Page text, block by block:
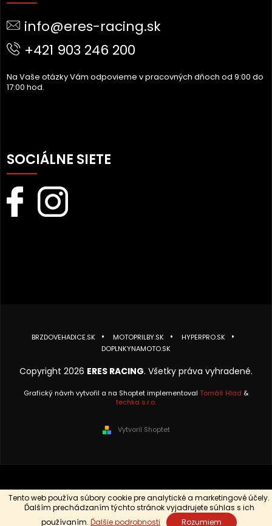
Tento web používa súbory cookie pre analytické a marketingové účely.
Ďalším prechádzaním týchto stránok vyjadrujete súhlas s ich
používaním.Ďalšie podrobnosti Rozumiem
T
info@eres-racing.sk
+421 903 246 200
Na Vaše otázky Vám odpovieme v pracovných dňoch od 9:00 do
17:00 hod.
SOCIÁLNE SIETE
BRZDOVEHADICE.SK MOTOPRILBY.SK
HYPERPRO.SK
DOPLNKYNAMOTO.SK
Copyright 2026 ERES RACING. Všetky práva vyhradené.
Grafický návrh vytvořil a na Shoptet implementoval Tomáš Hlad &
techka s.r.o.
Vytvoril Shoptet